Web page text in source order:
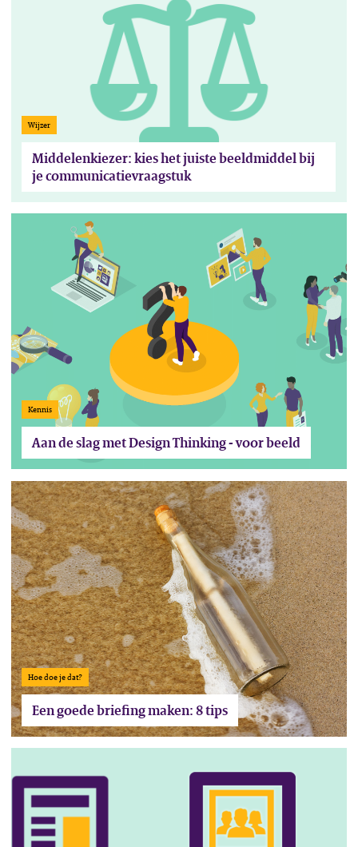
Wijzer
Middelenkiezer: kies het juiste beeldmiddel bij
je communicatievraagstuk
Lees het artikel Aan de slag met Design Thinking - voor beeld
Kennis
Aan de slag met Design Thinking - voor beeld
Lees het artikel Een goede briefing maken: 8 tips
Hoe doe je dat?
Een goede briefing maken: 8 tips